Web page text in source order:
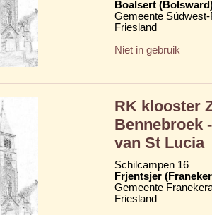
Boalsert
Gemeente
Friesland
Niet in gebruik
RK klooster
Bennebroek
van St Lucia
Schilcampen 16
Frjentsjer
Gemeente
Friesland